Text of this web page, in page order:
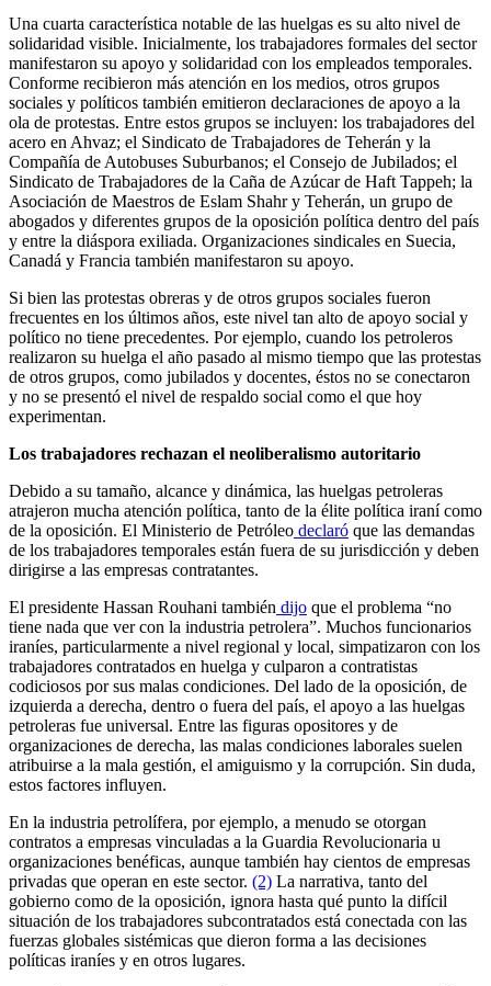
Una cuarta característica notable de las huelgas es su alto nivel de
solidaridad visible. Inicialmente, los trabajadores formales del sector
manifestaron su apoyo y solidaridad con los empleados temporales.
Conforme recibieron más atención en los medios, otros grupos
sociales y políticos también emitieron declaraciones de apoyo a la
ola de protestas. Entre estos grupos se incluyen: los trabajadores del
acero en Ahvaz; el Sindicato de Trabajadores de Teherán y la
Compañía de Autobuses Suburbanos; el Consejo de Jubilados; el
Sindicato de Trabajadores de la Caña de Azúcar de Haft Tappeh; la
Asociación de Maestros de Eslam Shahr y Teherán, un grupo de
abogados y diferentes grupos de la oposición política dentro del país
y entre la diáspora exiliada. Organizaciones sindicales en Suecia,
Canadá y Francia también manifestaron su apoyo.
Si bien las protestas obreras y de otros grupos sociales fueron
frecuentes en los últimos años, este nivel tan alto de apoyo social y
político no tiene precedentes. Por ejemplo, cuando los petroleros
realizaron su huelga el año pasado al mismo tiempo que las protestas
de otros grupos, como jubilados y docentes, éstos no se conectaron
y no se presentó el nivel de respaldo social como el que hoy
experimentan.
Los trabajadores rechazan el neoliberalismo autoritario
Debido a su tamaño, alcance y dinámica, las huelgas petroleras
atrajeron mucha atención política, tanto de la élite política iraní como
de la oposición. El Ministerio de Petróleo declaró que las demandas
de los trabajadores temporales están fuera de su jurisdicción y deben
dirigirse a las empresas contratantes.
El presidente Hassan Rouhani también dijo que el problema “no
tiene nada que ver con la industria petrolera”. Muchos funcionarios
iraníes, particularmente a nivel regional y local, simpatizaron con los
trabajadores contratados en huelga y culparon a contratistas
codiciosos por sus malas condiciones. Del lado de la oposición, de
izquierda a derecha, dentro o fuera del país, el apoyo a las huelgas
petroleras fue universal. Entre las figuras opositores y de
organizaciones de derecha, las malas condiciones laborales suelen
atribuirse a la mala gestión, el amiguismo y la corrupción. Sin duda,
estos factores influyen.
En la industria petrolífera, por ejemplo, a menudo se otorgan
contratos a empresas vinculadas a la Guardia Revolucionaria u
organizaciones benéficas, aunque también hay cientos de empresas
privadas que operan en este sector. (2) La narrativa, tanto del
gobierno como de la oposición, ignora hasta qué punto la difícil
situación de los trabajadores subcontratados está conectada con las
fuerzas globales sistémicas que dieron forma a las decisiones
políticas iraníes y en otros lugares.